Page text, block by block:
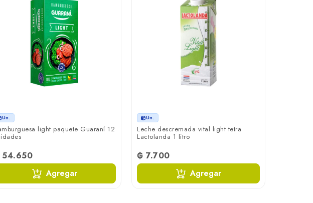
Un.
light paquete Guaraní 12
Agregar
Un.
Leche descremada vital light tetra
Lactolanda 1 litro
₲ 7.700
Agregar